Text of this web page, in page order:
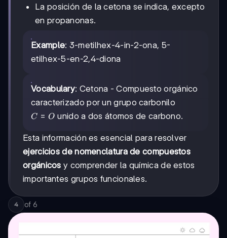
La posición de la cetona se indica, excepto
en propanonas.
Example: 3-metilhex-4-in-2-ona, 5-
etilhex-5-en-2,4-diona
Vocabulary: Cetona - Compuesto orgánico
caracterizado por un grupo carbonilo
C=O
C = O unido a dos átomos de carbono.
Esta información es esencial para resolver
ejercicios de nomenclatura de compuestos
orgánicos y comprender la química de estos
importantes grupos funcionales.
4 of 6